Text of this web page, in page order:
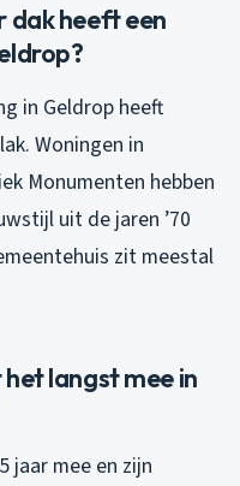
dak heeft een
in Geldrop heeft
Woningen in
Monumenten hebben
uit de jaren ’70
zit meestal
langst mee in
jaar mee en zijn